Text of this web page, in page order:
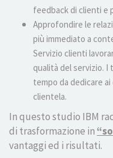
feedback di clienti e
Approfondire le
più immediato a
Servizio clienti
qualità del servizio. I
tempo da dedicare
clientela.
In questo studio IBM
di trasformazione in
vantaggi ed i risultati.